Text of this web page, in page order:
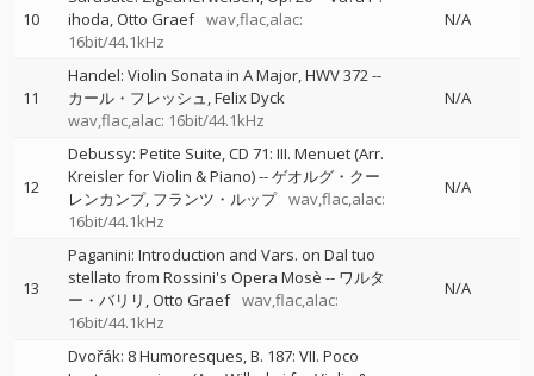
10
ihoda Otto Graef wav,flac,alac:
16bit/44.1kHz
N/A
11
Handel: Violin Sonata in A Major, HWV 372--
カール・フレッシュ Felix Dyck
wav,flac,alac: 16bit/44.1kHz
N/A
12
Debussy: Petite Suite, CD 71: III. Menuet (Arr.
Kreisler for Violin & Piano)--ゲオルグ・クー
レンカンプ フランツ・ルップ wav,flac,alac:
16bit/44.1kHz
N/A
13
Paganini: Introduction and Vars. on Dal tuo
stellato from Rossini's Opera Mosè -- ワルタ
ー・バリリ Otto Graef wav,flac,alac:
16bit/44.1kHz
N/A
Dvořák: 8 Humoresques, B. 187: VII. Poco